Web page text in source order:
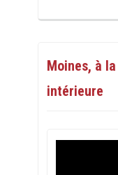
Moines, à
intérieure